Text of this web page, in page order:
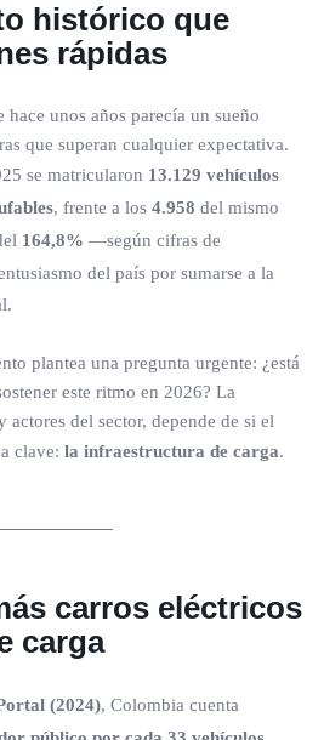
histórico que
rápidas
unos años parecía un sueño
que superan cualquier expectativa.
se matricularon 13.129 vehículos
, frente a los 4.958 del mismo
164,8% —según cifras de
del país por sumarse a la
plantea una pregunta urgente: ¿está
este ritmo en 2026? La
actores del sector, depende de si el
clave: la infraestructura de carga.
carros eléctricos
carga
(2024), Colombia cuenta